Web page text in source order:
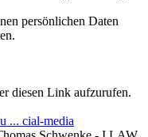
persönlichen Daten
diesen Link aufzurufen.
... cial-media